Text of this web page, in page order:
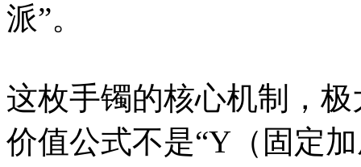
派”。
这枚手镯的核心机制，
价值公式不是“Y（固定